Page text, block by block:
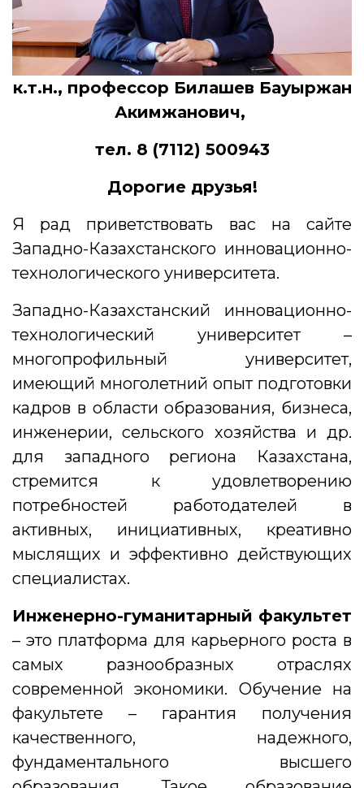
к.т.н., профессор Билашев Бауыржан
Акимжанович,
тел. 8 (7112) 500943
Дорогие друзья!
Я рад приветствовать вас на сайте
Западно-Казахстанского инновационно-
технологического университета.
Западно-Казахстанский инновационно-
технологический университет –
многопрофильный университет,
имеющий многолетний опыт подготовки
кадров в области образования, бизнеса,
инженерии, сельского хозяйства и др.
для западного региона Казахстана,
стремится к удовлетворению
потребностей работодателей в
активных, инициативных, креативно
мыслящих и эффективно действующих
специалистах.
Инженерно-гуманитарный факультет
– это платформа для карьерного роста в
самых разнообразных отраслях
современной экономики. Обучение на
факультете – гарантия получения
качественного, надежного,
фундаментального высшего